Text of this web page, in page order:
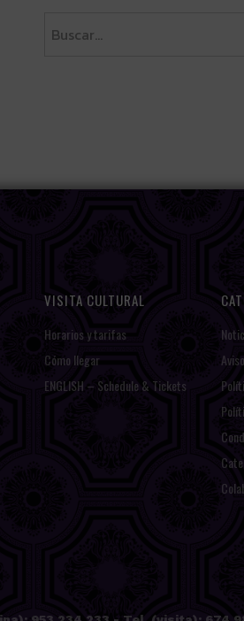
VISITA CULTURAL
Horarios y tarifas
Cómo llegar
ENGLISH – Schedule & Tickets